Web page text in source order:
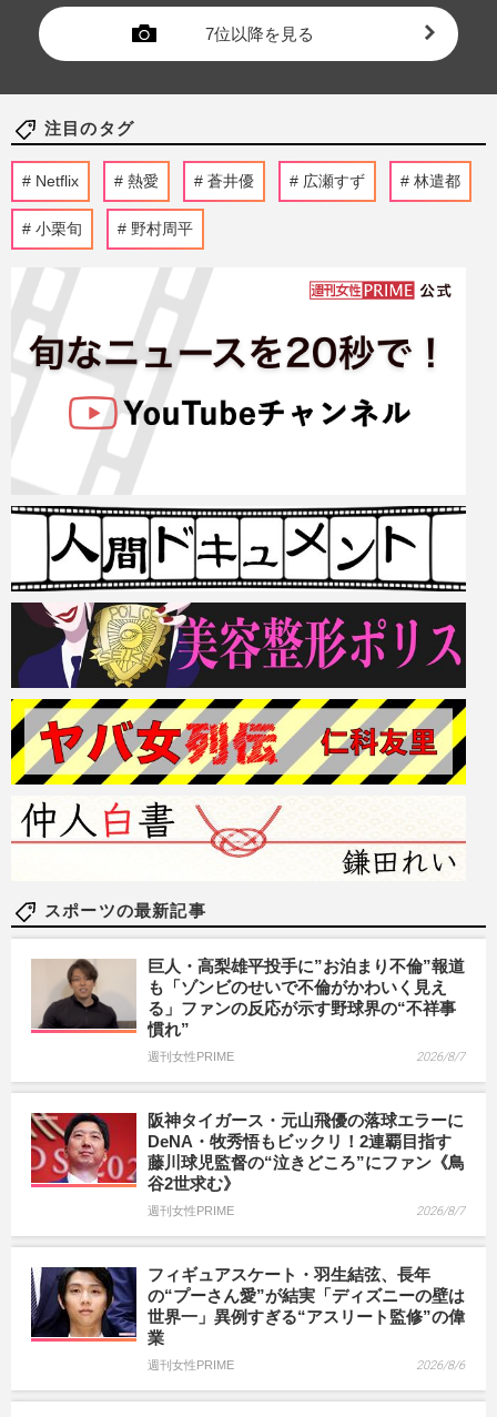
7位以降を見る
注目のタグ
Netflix 熱愛 蒼井優 広瀬すず 林遣都
小栗旬 野村周平
スポーツの最新記事
巨人・高梨雄平投手に”お泊まり不倫”報道
も「ゾンビのせいで不倫がかわいく見え
る」ファンの反応が示す野球界の“不祥事
慣れ”
週刊女性PRIME 2026/8/7
阪神タイガース・元山飛優の落球エラーに
DeNA・牧秀悟もビックリ！2連覇目指す
藤川球児監督の“泣きどころ”にファン《鳥
谷2世求む》
週刊女性PRIME 2026/8/7
フィギュアスケート・羽生結弦、長年
の“プーさん愛”が結実「ディズニーの壁は
世界一」異例すぎる“アスリート監修”の偉
業
週刊女性PRIME 2026/8/6